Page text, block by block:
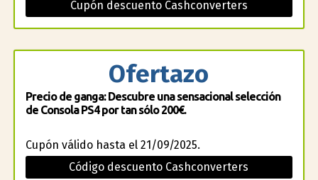
Cupón descuento Cashconverters
Ofertazo
Precio de ganga: Descubre una sensacional selección
de Consola PS4 por tan sólo 200€.
Cupón válido hasta el 21/09/2025.
Código descuento Cashconverters